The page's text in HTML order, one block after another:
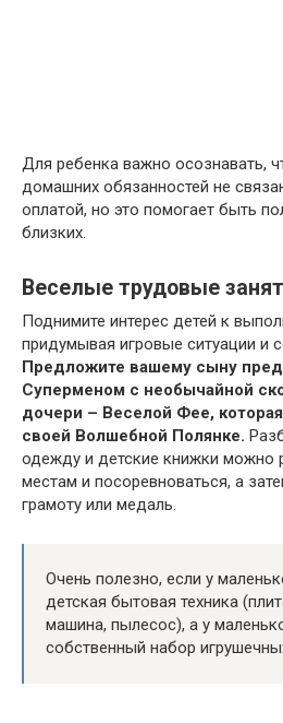
Для ребенка важно осознавать,
домашних обязанностей не
оплатой, но это помогает быть
близких.
Веселые трудовые
Поднимите интерес детей к
придумывая игровые ситуации и
Предложите вашему сыну
Суперменом с необычайной
дочери – Веселой Фее,
своей Волшебной Полянке.
одежду и детские книжки можно
местам и посоревноваться, а
грамоту или медаль.
Очень полезно, если у
детская бытовая техника
машина, пылесос), а у
собственный набор